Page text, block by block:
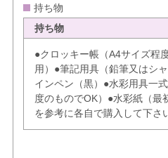
持ち物
持ち物
●クロッキー帳（A4サイズ程
用）●筆記用具（鉛筆又はシ
インペン（黒）●水彩用具一
度のものでOK）●水彩紙（最
を参考に各自で購入して下さ